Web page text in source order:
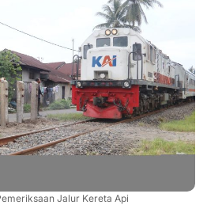
Jalur Kereta Api